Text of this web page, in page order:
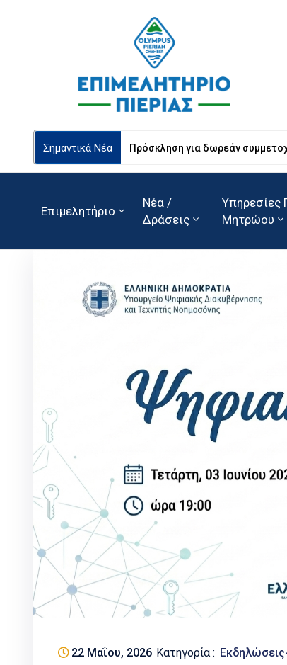
Σημαντικά Νέα Πρόσκληση για δωρεάν
Επιμελητήριο
Νέα /
Δράσεις
Υπηρεσίες
Μητρώου
22 Μαΐου, 2026 Κατηγορία :